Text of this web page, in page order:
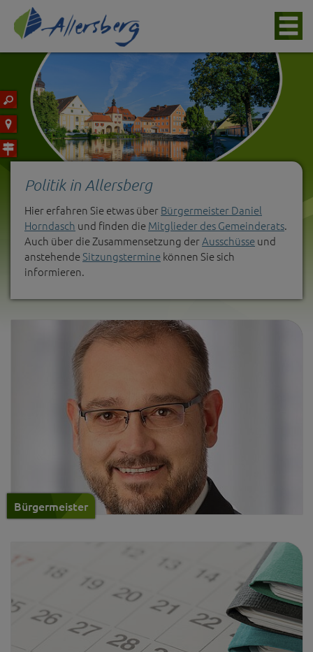
Politik in Allersberg
Hier erfahren Sie etwas überBürgermeister Daniel
Horndasch und finden dieMitglieder des Gemeinderats.
Auch über die Zusammensetzung derAusschüsseund
anstehendeSitzungsterminekönnen Sie sich
informieren.
Bürgermeister